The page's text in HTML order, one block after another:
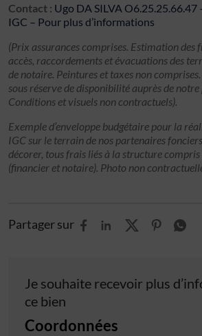
Contact : Ugo DA SILVA O6.25.25.66.47
IGC – Pour plus d’informations
(Prix assurances comprises. Estimation des
accès, raccordements et évacuations des
de notaire. Peintures et taxes non
sous réserve de disponibilité auprès de
Conditions et visuels non contractuels).
Exemple d’enveloppe budgétaire pour la
IGC sur le terrain de nos partenaires
décorer, tous frais liés à la structure
(financier et notaire). Photo non
Partager sur
Je souhaite recevoir plus
ce bien
Coordonnées